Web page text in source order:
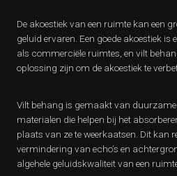
De akoestiek van een ruimte kan een
geluid ervaren. Een goede akoestiek is
als commerciële ruimtes, en vilt
oplossing zijn om de akoestiek te
Vilt behang is gemaakt van
materialen die helpen bij het
plaats van ze te weerkaatsen. Dit kan
vermindering van echo’s en
algehele geluidskwaliteit van een